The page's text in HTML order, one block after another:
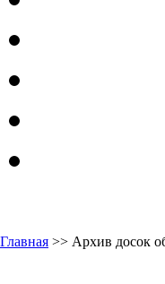
Главная >> Архив досок